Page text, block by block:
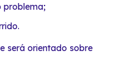
problema;
será orientado sobre